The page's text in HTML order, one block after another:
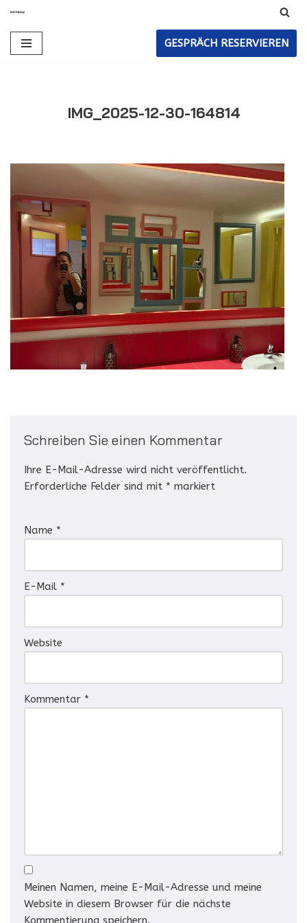
Zum
Inhalt
GESPRÄCH RESERVIEREN
IMG_2025-12-30-164814
Schreiben Sie einen Kommentar
Ihre E-Mail-Adresse wird nicht veröffentlicht.
Erforderliche Felder sind mit * markiert
Name *
E-Mail *
Website
Kommentar *
Meinen Namen, meine E-Mail-Adresse und meine
Website in diesem Browser für die nächste
Kommentierung speichern.